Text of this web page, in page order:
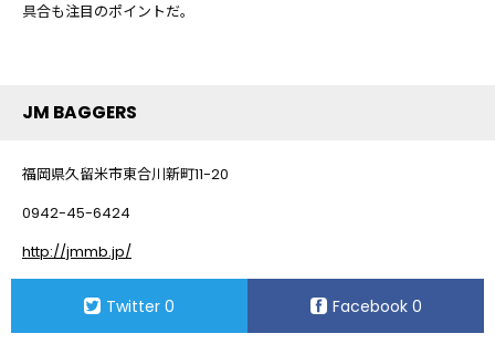
具合も注目のポイントだ。
JM BAGGERS
福岡県久留米市東合川新町11-20
0942-45-6424
http://jmmb.jp/
Twitter 0 Facebook 0